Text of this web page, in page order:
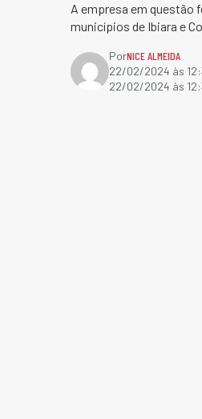
A empresa em questão
municípios de Ibiara e
PorNICE ALMEIDA
22/02/2024 às
22/02/2024 às